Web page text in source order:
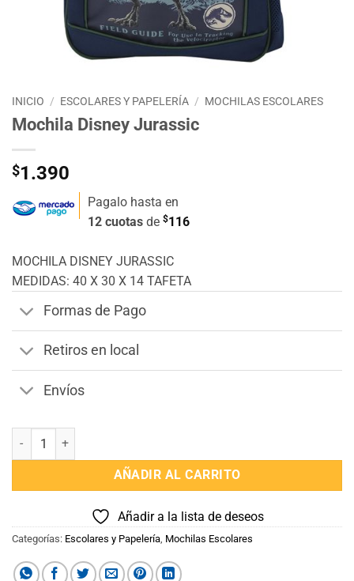
INICIO / ESCOLARES Y PAPELERÍA / MOCHILAS ESCOLARES
Mochila Disney Jurassic
$1.390
Pagalo hasta en
12 cuotas de $116
MOCHILA DISNEY JURASSIC
MEDIDAS: 40 X 30 X 14 TAFETA
Formas de Pago
Retiros en local
Envíos
Mochila Disney Jurassic cantidad
AÑADIR AL CARRITO
Añadir a la lista de deseos
Categorías: Escolares y Papelería, Mochilas Escolares